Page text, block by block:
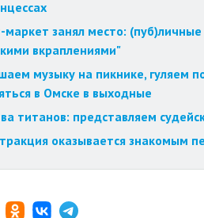
маркет занял место:
вкраплениями"
музыку на пикнике, гуляем
в Омске в выходные
титанов: представляем
оказывается знакомым